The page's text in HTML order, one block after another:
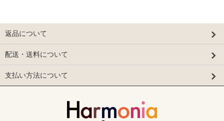
返品について
配送・送料について
支払い方法について